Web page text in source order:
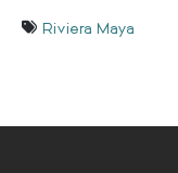
Riviera Maya